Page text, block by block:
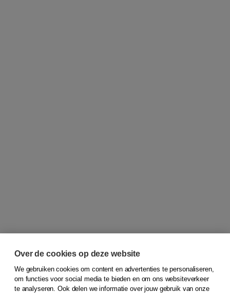
© 2026Koninklijke Boom uitgevers
Over de cookies op deze website
We gebruiken cookies om content en advertenties te personaliseren,
om functies voor social media te bieden en om ons websiteverkeer
te analyseren. Ook delen we informatie over jouw gebruik van onze